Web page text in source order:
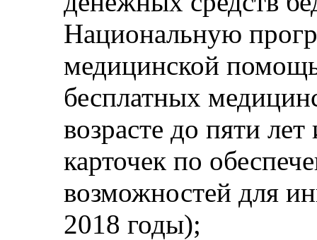
Национальную
медицинской
бесплатных
возрасте до пяти
карточек по
возможностей для
2018 годы);